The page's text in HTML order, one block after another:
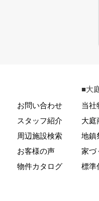
お問い合わせ
スタッフ紹介
周辺施設検索
お客様の声
物件カタログ
■大
当社
大庭
地鎮
家づ
標準